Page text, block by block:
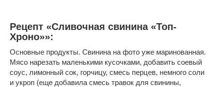
Рецепт «Сливочная свинина «Топ-
Хроно»»:
Основные продукты. Свинина на фото уже маринованная.
Мясо нарезать маленькими кусочками, добавить соевый
соус, лимонный сок, горчицу, смесь перцев, немного соли
и укроп (еще добавила смесь травок для свинины,